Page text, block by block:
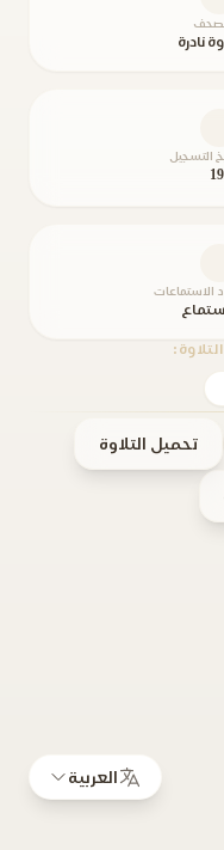
نادرة
التسجيل
الاستماعات
تحميل التلاوة
العربية